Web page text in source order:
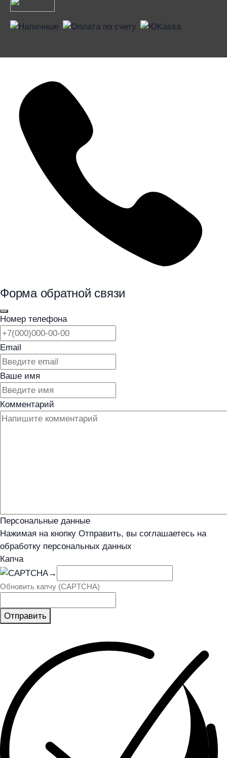
Форма обратной связи
Номер телефона
Email
Ваше имя
Комментарий
Персональные данные
Нажимая на кнопку Отправить, вы соглашаетесь на
обработку персональных данных
Капча
→
Обновить капчу (CAPTCHA)
Отправить